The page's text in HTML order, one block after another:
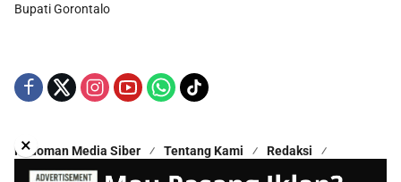
Bupati Gorontalo
Pedoman Media Siber Tentang Kami
Redaksi
Kontak Kami
Disclaimer
×